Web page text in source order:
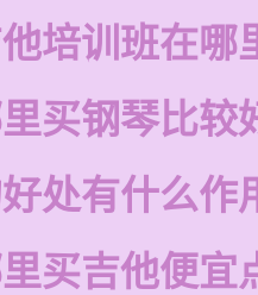
培训班在哪
买钢琴比较
处有什么作
买吉他便宜